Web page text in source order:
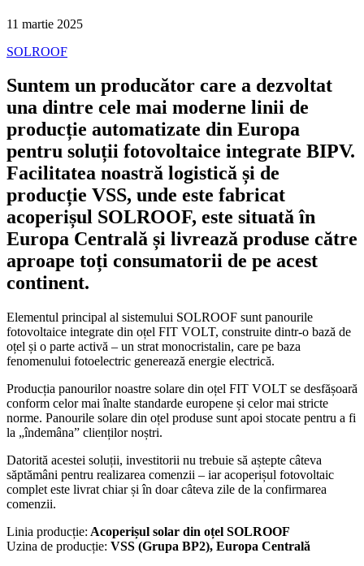
11 martie 2025
SOLROOF
Suntem un producător care a dezvoltat
una dintre cele mai moderne linii de
producție automatizate din Europa
pentru soluții fotovoltaice integrate BIPV.
Facilitatea noastră logistică și de
producție VSS, unde este fabricat
acoperișul SOLROOF, este situată în
Europa Centrală și livrează produse către
aproape toți consumatorii de pe acest
continent.
Elementul principal al sistemului SOLROOF sunt panourile
fotovoltaice integrate din oțel FIT VOLT, construite dintr-o bază de
oțel și o parte activă – un strat monocristalin, care pe baza
fenomenului fotoelectric generează energie electrică.
Producția panourilor noastre solare din oțel FIT VOLT se desfășoară
conform celor mai înalte standarde europene și celor mai stricte
norme. Panourile solare din oțel produse sunt apoi stocate pentru a fi
la „îndemâna” clienților noștri.
Datorită acestei soluții, investitorii nu trebuie să aștepte câteva
săptămâni pentru realizarea comenzii – iar acoperișul fotovoltaic
complet este livrat chiar și în doar câteva zile de la confirmarea
comenzii.
Linia producție: Acoperișul solar din oțel SOLROOF
Uzina de producție: VSS (Grupa BP2), Europa Centrală